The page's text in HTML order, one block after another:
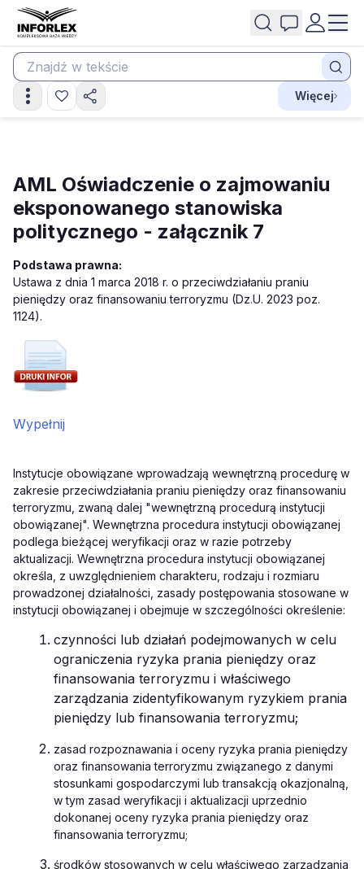
Więcej
AML Oświadczenie o zajmowaniu
eksponowanego stanowiska
politycznego - załącznik 7
Podstawa prawna:
Ustawa z dnia 1 marca 2018 r. o przeciwdziałaniu praniu
pieniędzy oraz finansowaniu terroryzmu (Dz.U. 2023 poz.
1124).
Wypełnij
Instytucje obowiązane wprowadzają wewnętrzną procedurę w
zakresie przeciwdziałania praniu pieniędzy oraz finansowaniu
terroryzmu, zwaną dalej "wewnętrzną procedurą instytucji
obowiązanej". Wewnętrzna procedura instytucji obowiązanej
podlega bieżącej weryfikacji oraz w razie potrzeby
aktualizacji. Wewnętrzna procedura instytucji obowiązanej
określa, z uwzględnieniem charakteru, rodzaju i rozmiaru
prowadzonej działalności, zasady postępowania stosowane w
instytucji obowiązanej i obejmuje w szczególności określenie:
czynności lub działań podejmowanych w celu
ograniczenia ryzyka prania pieniędzy oraz
finansowania terroryzmu i właściwego
zarządzania zidentyfikowanym ryzykiem prania
pieniędzy lub finansowania terroryzmu;
zasad rozpoznawania i oceny ryzyka prania pieniędzy
oraz finansowania terroryzmu związanego z danymi
stosunkami gospodarczymi lub transakcją okazjonalną,
w tym zasad weryfikacji i aktualizacji uprzednio
dokonanej oceny ryzyka prania pieniędzy oraz
finansowania terroryzmu;
środków stosowanych w celu właściwego zarządzania